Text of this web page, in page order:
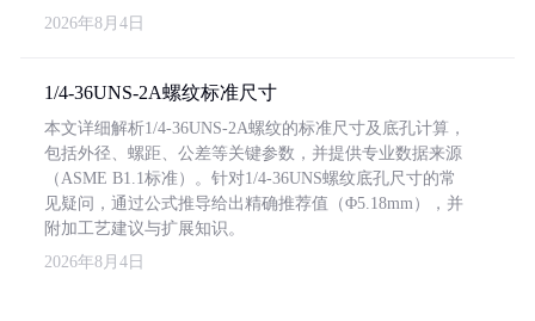
2026年8月4日
1/4-36UNS-2A螺纹标准尺寸
本文详细解析1/4-36UNS-2A螺纹的标准尺寸及底孔计算，
包括外径、螺距、公差等关键参数，并提供专业数据来源
（ASME B1.1标准）。针对1/4-36UNS螺纹底孔尺寸的常
见疑问，通过公式推导给出精确推荐值（Φ5.18mm），并
附加工艺建议与扩展知识。
2026年8月4日